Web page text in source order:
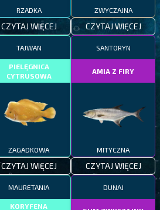
RZADKA
CZYTAJ WIĘCEJ
ZWYCZAJNA
CZYTAJ WIĘCEJ
TAJWAN
PIELĘGNICA
CYTRUSOWA
ZAGADKOWA
CZYTAJ WIĘCEJ
SANTORYN
AMIA Z FIRY
MITYCZNA
CZYTAJ WIĘCEJ
MAURETANIA
KORYFENA
DUNAJ